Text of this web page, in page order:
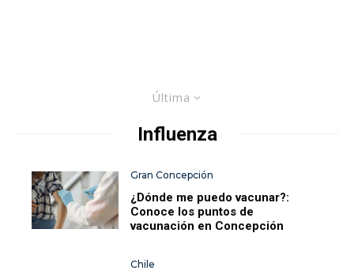
Última
Influenza
Gran Concepción
¿Dónde me puedo vacunar?:
Conoce los puntos de
vacunación en Concepción
Chile